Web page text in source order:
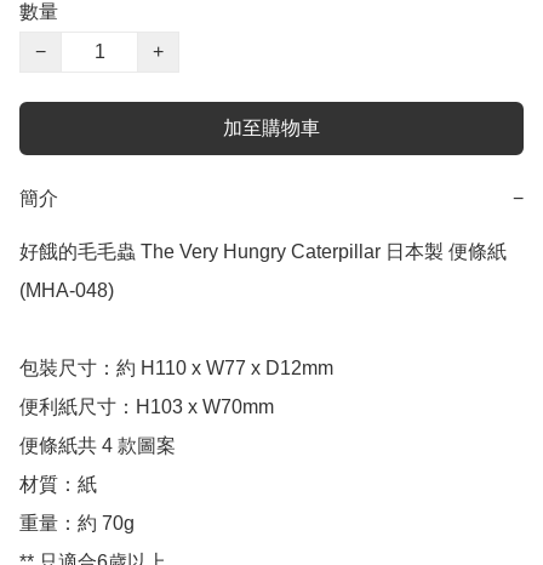
數量
−
+
加至購物車
簡介 −
好餓的毛毛蟲 The Very Hungry Caterpillar 日本製 便條紙
(MHA-048)
包裝尺寸：約 H110 x W77 x D12mm
便利紙尺寸：H103 x W70mm
便條紙共 4 款圖案
材質：紙
重量：約 70g